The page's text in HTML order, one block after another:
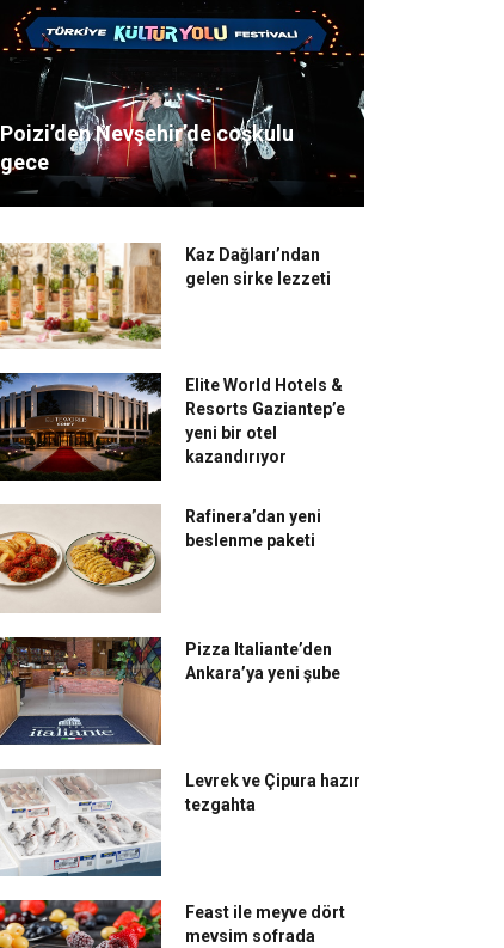
Poizi’den Nevşehir’de coşkulu
gece
Kaz Dağları’ndan
gelen sirke lezzeti
Elite World Hotels &
Resorts Gaziantep’e
yeni bir otel
kazandırıyor
Rafinera’dan yeni
beslenme paketi
Pizza Italiante’den
Ankara’ya yeni şube
Levrek ve Çipura hazır
tezgahta
Feast ile meyve dört
mevsim sofrada